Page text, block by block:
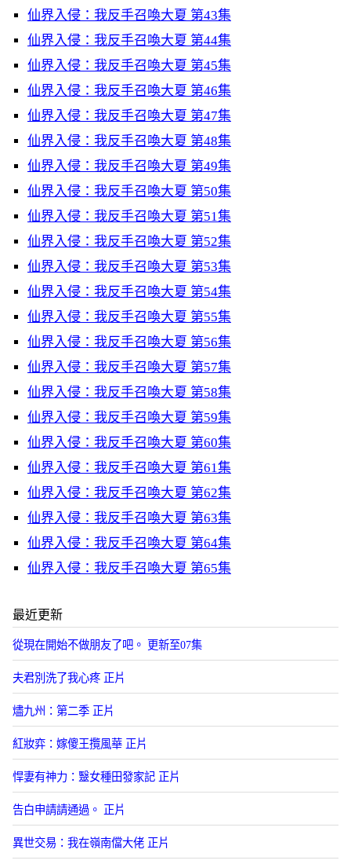
仙界入侵：我反手召喚大夏 第43集
仙界入侵：我反手召喚大夏 第44集
仙界入侵：我反手召喚大夏 第45集
仙界入侵：我反手召喚大夏 第46集
仙界入侵：我反手召喚大夏 第47集
仙界入侵：我反手召喚大夏 第48集
仙界入侵：我反手召喚大夏 第49集
仙界入侵：我反手召喚大夏 第50集
仙界入侵：我反手召喚大夏 第51集
仙界入侵：我反手召喚大夏 第52集
仙界入侵：我反手召喚大夏 第53集
仙界入侵：我反手召喚大夏 第54集
仙界入侵：我反手召喚大夏 第55集
仙界入侵：我反手召喚大夏 第56集
仙界入侵：我反手召喚大夏 第57集
仙界入侵：我反手召喚大夏 第58集
仙界入侵：我反手召喚大夏 第59集
仙界入侵：我反手召喚大夏 第60集
仙界入侵：我反手召喚大夏 第61集
仙界入侵：我反手召喚大夏 第62集
仙界入侵：我反手召喚大夏 第63集
仙界入侵：我反手召喚大夏 第64集
仙界入侵：我反手召喚大夏 第65集
最近更新
從現在開始不做朋友了吧。 更新至07集
夫君別洗了我心疼 正片
燼九州：第二季 正片
紅妝弈：嫁傻王攬風華 正片
悍妻有神力：毉女種田發家記 正片
告白申請請通過。 正片
異世交易：我在嶺南儅大佬 正片